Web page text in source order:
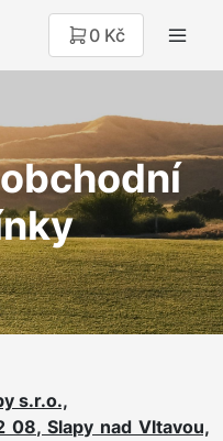
0 Kč
s.r.o.,
08, Slapy nad Vltavou,